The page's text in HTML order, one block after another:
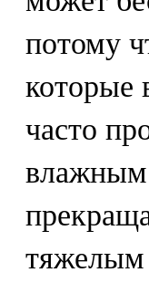
потому
которые
часто
влажным
тяжелым